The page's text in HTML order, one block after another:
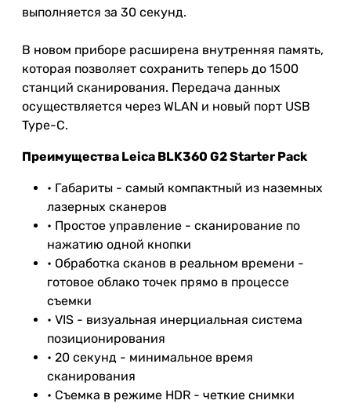
выполняется за 30 секунд.
В новом приборе расширена внутренняя память,
которая позволяет сохранить теперь до 1500
станций сканирования. Передача данных
осуществляется через WLAN и новый порт USB
Type-C.
Преимущества Leica BLK360 G2 Starter Pack
• Габариты - самый компактный из наземных
лазерных сканеров
• Простое управление - сканирование по
нажатию одной кнопки
• Обработка сканов в реальном времени -
готовое облако точек прямо в процессе
съемки
• VIS - визуальная инерциальная система
позиционирования
• 20 секунд - минимальное время
сканирования
• Съемка в режиме HDR - четкие снимки